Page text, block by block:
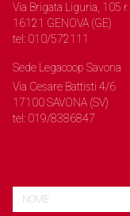
Via Brigata Liguria, 105 r.
16121 GENOVA (GE)
tel: 010/572111
Sede Legacoop Savona
Via Cesare Battisti 4/6
17100 SAVONA (SV)
tel: 019/8386847